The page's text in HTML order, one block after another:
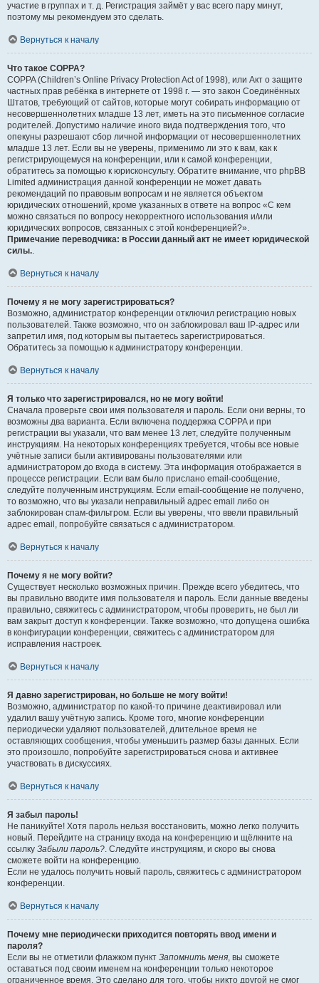
участие в группах и т. д. Регистрация займёт у вас всего пару минут,
поэтому мы рекомендуем это сделать.
Вернуться к началу
Что такое COPPA?
COPPA (Children’s Online Privacy Protection Act of 1998), или Акт о защите
частных прав ребёнка в интернете от 1998 г. — это закон Соединённых
Штатов, требующий от сайтов, которые могут собирать информацию от
несовершеннолетних младше 13 лет, иметь на это письменное согласие
родителей. Допустимо наличие иного вида подтверждения того, что
опекуны разрешают сбор личной информации от несовершеннолетних
младше 13 лет. Если вы не уверены, применимо ли это к вам, как к
регистрирующемуся на конференции, или к самой конференции,
обратитесь за помощью к юрисконсульту. Обратите внимание, что phpBB
Limited администрация данной конференции не может давать
рекомендаций по правовым вопросам и не является объектом
юридических отношений, кроме указанных в ответе на вопрос «С кем
можно связаться по вопросу некорректного использования и/или
юридических вопросов, связанных с этой конференцией?».
Примечание переводчика: в России данный акт не имеет юридической
силы..
Вернуться к началу
Почему я не могу зарегистрироваться?
Возможно, администратор конференции отключил регистрацию новых
пользователей. Также возможно, что он заблокировал ваш IP-адрес или
запретил имя, под которым вы пытаетесь зарегистрироваться.
Обратитесь за помощью к администратору конференции.
Вернуться к началу
Я только что зарегистрировался, но не могу войти!
Сначала проверьте свои имя пользователя и пароль. Если они верны, то
возможны два варианта. Если включена поддержка COPPA и при
регистрации вы указали, что вам менее 13 лет, следуйте полученным
инструкциям. На некоторых конференциях требуется, чтобы все новые
учётные записи были активированы пользователями или
администратором до входа в систему. Эта информация отображается в
процессе регистрации. Если вам было прислано email-сообщение,
следуйте полученным инструкциям. Если email-сообщение не получено,
то возможно, что вы указали неправильный адрес email либо он
заблокирован спам-фильтром. Если вы уверены, что ввели правильный
адрес email, попробуйте связаться с администратором.
Вернуться к началу
Почему я не могу войти?
Существует несколько возможных причин. Прежде всего убедитесь, что
вы правильно вводите имя пользователя и пароль. Если данные введены
правильно, свяжитесь с администратором, чтобы проверить, не был ли
вам закрыт доступ к конференции. Также возможно, что допущена ошибка
в конфигурации конференции, свяжитесь с администратором для
исправления настроек.
Вернуться к началу
Я давно зарегистрирован, но больше не могу войти!
Возможно, администратор по какой-то причине деактивировал или
удалил вашу учётную запись. Кроме того, многие конференции
периодически удаляют пользователей, длительное время не
оставляющих сообщения, чтобы уменьшить размер базы данных. Если
это произошло, попробуйте зарегистрироваться снова и активнее
участвовать в дискуссиях.
Вернуться к началу
Я забыл пароль!
Не паникуйте! Хотя пароль нельзя восстановить, можно легко получить
новый. Перейдите на страницу входа на конференцию и щёлкните на
ссылку Забыли пароль?. Следуйте инструкциям, и скоро вы снова
сможете войти на конференцию.
Если не удалось получить новый пароль, свяжитесь с администратором
конференции.
Вернуться к началу
Почему мне периодически приходится повторять ввод имени и
пароля?
Если вы не отметили флажком пункт Запомнить меня, вы сможете
оставаться под своим именем на конференции только некоторое
ограниченное время. Это сделано для того, чтобы никто другой не смог